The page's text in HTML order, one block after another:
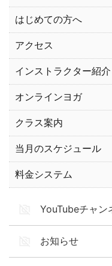
はじめての方へ
アクセス
インストラクター紹介
オンラインヨガ
クラス案内
当月のスケジュール
料金システム
YouTubeチャン
お知らせ